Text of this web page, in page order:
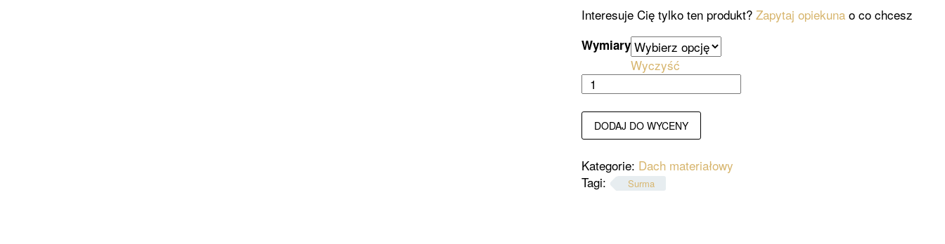
Interesuje Cię tylko ten produkt?Zapytaj opiekuna o co chcesz
Wymiary
Wyczyść
DODAJ DO WYCENY
Kategorie: Dach materiałowy
Tagi:
Surma